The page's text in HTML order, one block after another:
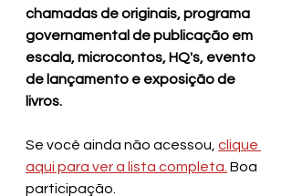
chamadas de originais, programa
governamental de publicação em
escala, microcontos, HQ's, evento
de lançamento e exposição de
livros.
Se você ainda não acessou, clique
aqui para ver a lista completa. Boa
participação.